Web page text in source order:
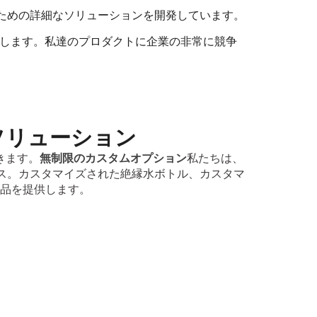
の詳細なソリューションを開発しています。
ます。私達のプロダクトに企業の非常に競争
ューション
す。 無制限のカスタムオプション私たちは、
カスタマイズされた絶縁水ボトル、カスタマ
を提供します。